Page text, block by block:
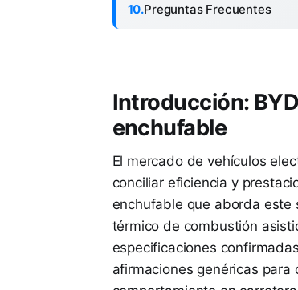
Preguntas Frecuentes
Introducción:
enchufable
El mercado de vehículos
conciliar eficiencia y
enchufable que aborda este
térmico de combustión
especificaciones
afirmaciones genéricas